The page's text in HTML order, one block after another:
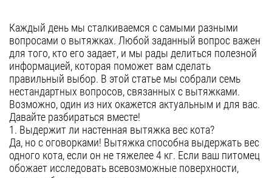
Москва
Екатеринбург
Казань
Нижний Новгород
Новосибирск
Санкт-Петербург
Челябинск
Краснодар
8 (800) 555-12-55
пн-пт 09:00–18:00
Каждый день мы сталкиваемся с самыми разными
вопросами о вытяжках. Любой заданный вопрос важен
для того, кто его задает, и мы рады делиться полезной
информацией, которая поможет вам сделать
правильный выбор. В этой статье мы собрали семь
нестандартных вопросов, связанных с вытяжками.
Возможно, один из них окажется актуальным и для вас.
Давайте разбираться вместе!
1. Выдержит ли настенная вытяжка вес кота?
Да, но с оговорками! Вытяжка способна выдержать вес
одного кота, если он не тяжелее 4 кг. Если ваш питомец
обожает исследовать всевозможные поверхности,